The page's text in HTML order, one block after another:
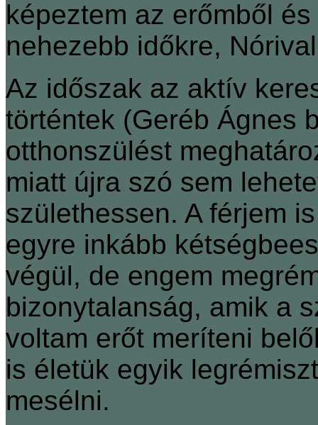
képeztem az erőmből
nehezebb időkre,
Az időszak az aktív
történtek (Geréb Ágnes
otthonszülést
miatt újra szó sem
születhessen. A férjem
egyre inkább
végül, de engem
bizonytalanság, amik a
voltam erőt meríteni
is életük egyik
mesélni.